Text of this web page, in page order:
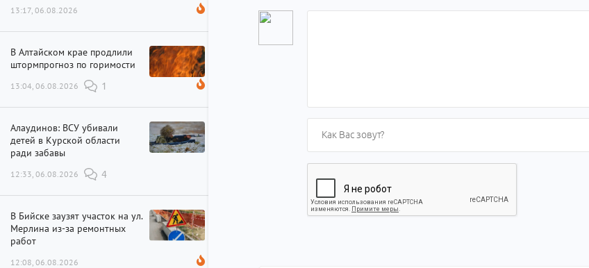
13:17, 06.08.2026
В Алтайском крае продлили
штормпрогноз по горимости
13:04, 06.08.2026 1
Алаудинов: ВСУ убивали
детей в Курской области
ради забавы
12:33, 06.08.2026 4
В Бийске заузят участок на ул.
Мерлина из-за ремонтных
работ
12:08, 06.08.2026